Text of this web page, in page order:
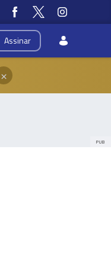
Assinar
×
PUB